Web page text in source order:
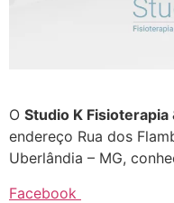
O Studio K Fisioterapia
endereço Rua dos
Uberlândia – MG,
Facebook